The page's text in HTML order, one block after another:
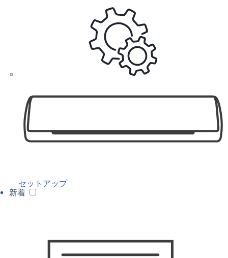
セットアップ
新着